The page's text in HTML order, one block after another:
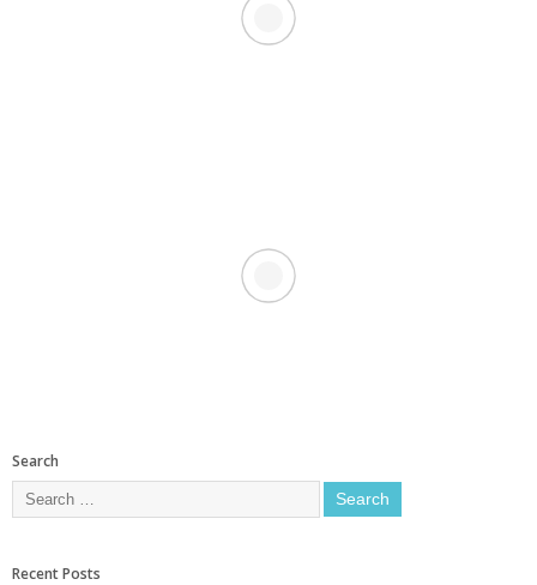
Search
Recent Posts